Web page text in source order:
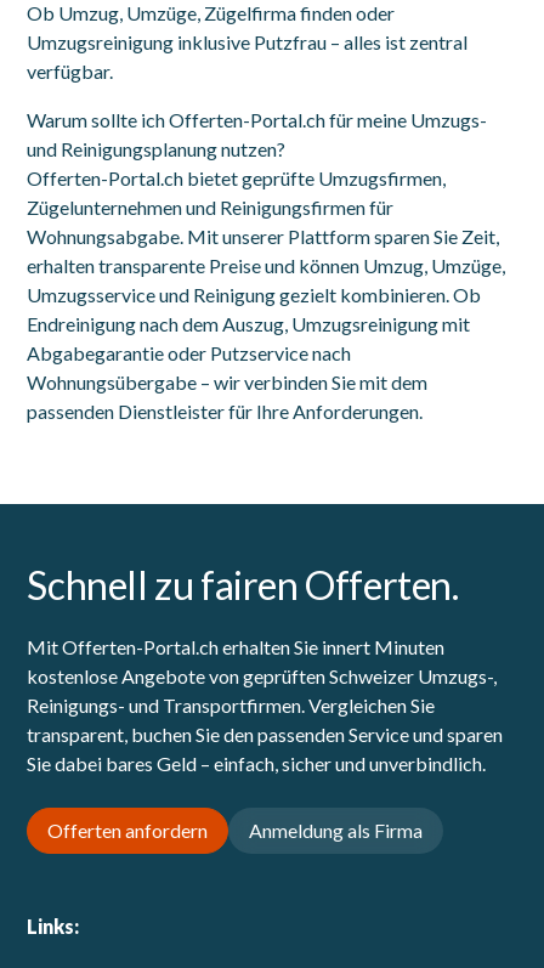
Ob Umzug, Umzüge, Zügelfirma finden oder
Umzugsreinigung inklusive Putzfrau – alles ist zentral
verfügbar.
Warum sollte ich Offerten-Portal.ch für meine Umzugs-
und Reinigungsplanung nutzen?
Offerten-Portal.ch bietet geprüfte Umzugsfirmen,
Zügelunternehmen und Reinigungsfirmen für
Wohnungsabgabe. Mit unserer Plattform sparen Sie Zeit,
erhalten transparente Preise und können Umzug, Umzüge,
Umzugsservice und Reinigung gezielt kombinieren. Ob
Endreinigung nach dem Auszug, Umzugsreinigung mit
Abgabegarantie oder Putzservice nach
Wohnungsübergabe – wir verbinden Sie mit dem
passenden Dienstleister für Ihre Anforderungen.
Schnell zu fairen Offerten.
Mit Offerten-Portal.ch erhalten Sie innert Minuten
kostenlose Angebote von geprüften Schweizer Umzugs-,
Reinigungs- und Transportfirmen. Vergleichen Sie
transparent, buchen Sie den passenden Service und sparen
Sie dabei bares Geld – einfach, sicher und unverbindlich.
Offerten anfordern Anmeldung als Firma
Links: